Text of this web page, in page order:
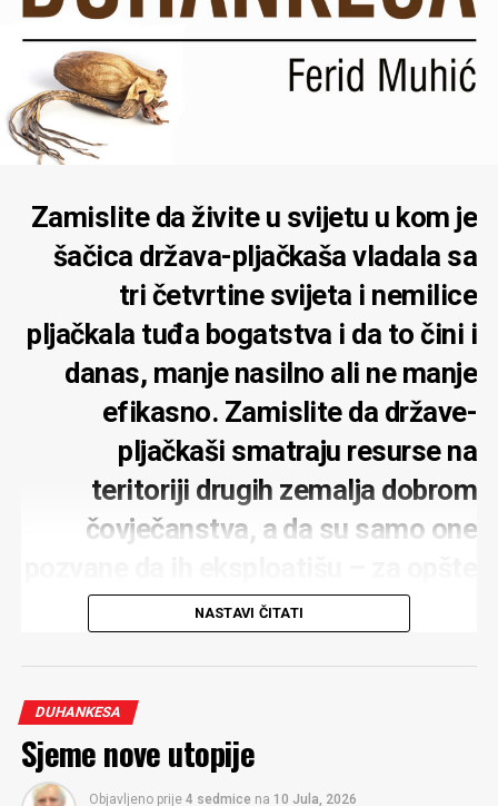
Zamislite da živite u svijetu u kom je
šačica država-pljačkaša vladala sa
tri četvrtine svijeta i nemilice
pljačkala tuđa bogatstva i da to čini i
danas, manje nasilno ali ne manje
efikasno. Zamislite da države-
pljačkaši smatraju resurse na
teritoriji drugih zemalja dobrom
čovječanstva, a da su samo one
dobro. Odahnite: U svijetu u kom
sociološka kategorija – ne postoji
NASTAVI ČITATI
DUHANKESA
Sjeme nove utopije
Objavljeno prije 4 sedmice na 10 Jula, 2026